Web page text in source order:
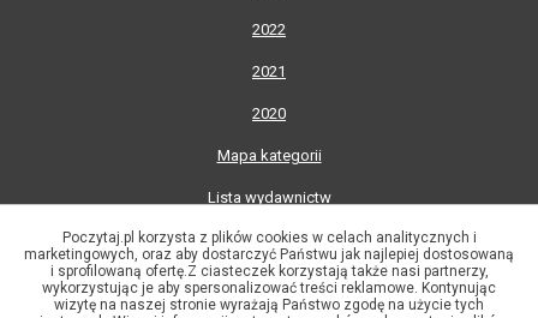
2022
2021
2020
Mapa kategorii
Lista wydawnictw
Lista autorów
© 2002-2026 Księgarnia Internetowa Poczytaj.pl
"Dante" R. Gorączko, J. Kozłowski
Poczytaj.pl korzysta z plików cookies w celach analitycznych i
marketingowych, oraz aby dostarczyć Państwu jak najlepiej dostosowaną
i sprofilowaną ofertę.Z ciasteczek korzystają także nasi partnerzy,
wykorzystując je aby spersonalizować treści reklamowe. Kontynując
wizytę na naszej stronie wyrażają Państwo zgodę na użycie tych